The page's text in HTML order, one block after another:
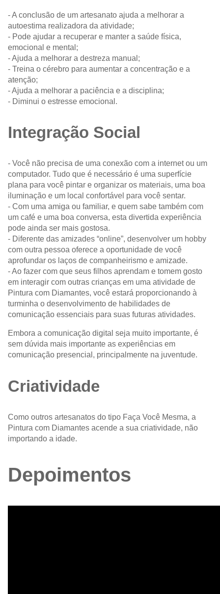
- A conclusão de um artesanato ajuda a melhorar a
autoestima realizadora da atividade;
- Pode ajudar a recuperar e manter a saúde física,
emocional e mental;
- Ajuda a melhorar a destreza manual;
- Treina o cérebro para aumentar a concentração e a
atenção;
- Ajuda a melhorar a paciência e a disciplina;
- Diminui o estresse emocional.
Integração Social
- Você não precisa de uma conexão com a internet ou um
computador. Tudo que é necessário é uma superfície
plana para você pintar e organizar os materiais, uma boa
iluminação e um local confortável para você sentar.
- Com uma amiga ou familiar, e quem sabe também com
um café e uma boa conversa, esta divertida experiência
pode ainda ser mais gostosa.
- Diferente das amizades “online”, desenvolver um hobby
com outra pessoa oferece a oportunidade de você
aprofundar os laços de companheirismo e amizade.
- Ao fazer com que seus filhos aprendam e tomem gosto
em interagir com outras crianças em uma atividade de
Pintura com Diamantes, você estará proporcionando à
turminha o desenvolvimento de habilidades de
comunicação essenciais para suas futuras atividades.
Embora a comunicação digital seja muito importante, é
sem dúvida mais importante as experiências em
comunicação presencial, principalmente na juventude.
Criatividade
Como outros artesanatos do tipo Faça Você Mesma, a
Pintura com Diamantes acende a sua criatividade, não
importando a idade.
Depoimentos